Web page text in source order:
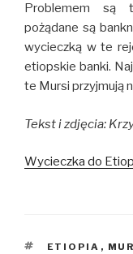
Problemem są
pożądane są
wycieczką w te
etiopskie banki.
te Mursi przyjmują
Tekst i zdjęcia:
Wycieczka do
TAGI
ETIOPIA ,